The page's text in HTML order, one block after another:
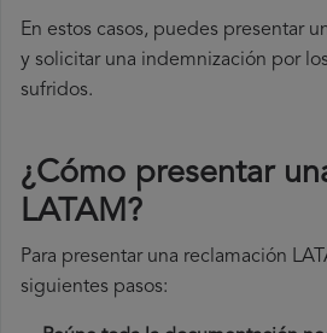
En estos casos, puedes presentar
y solicitar una indemnización por
sufridos.
¿Cómo presentar
LATAM?
Para presentar una reclamación
siguientes pasos: